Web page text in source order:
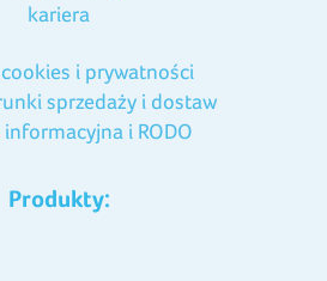
kariera
i prywatności
sprzedaży i dostaw
i RODO
Produkty: